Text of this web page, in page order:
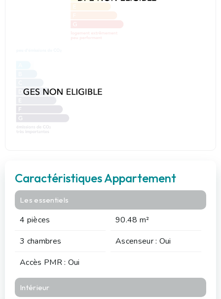
Caractéristiques Appartement
Les essentiels
4 pièces
90.48 m²
3 chambres
Ascenseur : Oui
Accès PMR : Oui
Intérieur